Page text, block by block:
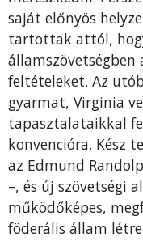
saját előnyös
tartottak attól,
államszövetségben
feltételeket. Az
gyarmat, Virginia
tapasztalataikkal
konvencióra. Kész
az Edmund
–, és új szövetségi
működőképes,
föderális állam